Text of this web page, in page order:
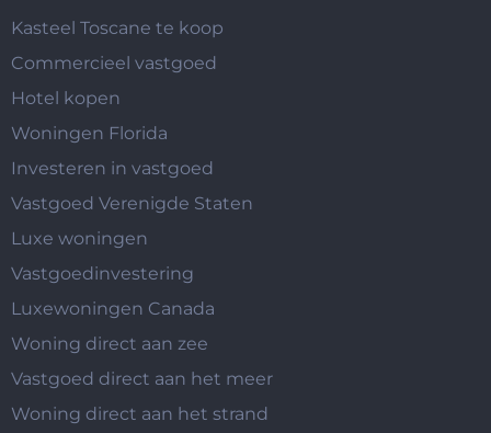
Kasteel Toscane te koop
Commercieel vastgoed
Hotel kopen
Woningen Florida
Investeren in vastgoed
Vastgoed Verenigde Staten
Luxe woningen
Vastgoedinvestering
Luxewoningen Canada
Woning direct aan zee
Vastgoed direct aan het meer
Woning direct aan het strand